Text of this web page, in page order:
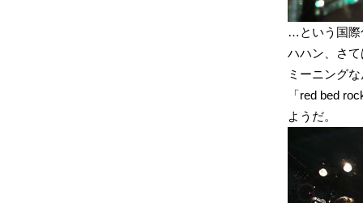
…という国際
ハハン、さ
ミーニング
「red bed
ようだ。